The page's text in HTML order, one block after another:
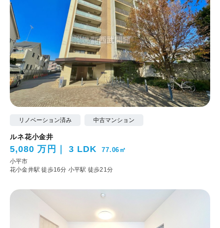
リノベーション済み 中古マンション
ルネ花小金井
5,080 万円 3 LDK 77.06㎡
小平市
花小金井駅 徒歩16分 小平駅 徒歩21分